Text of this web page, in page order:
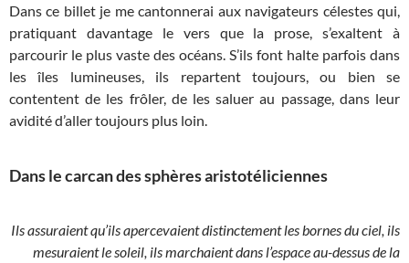
Dans ce billet je me cantonnerai aux navigateurs célestes qui,
pratiquant davantage le vers que la prose, s’exaltent à
parcourir le plus vaste des océans. S’ils font halte parfois dans
les îles lumineuses, ils repartent toujours, ou bien se
contentent de les frôler, de les saluer au passage, dans leur
avidité d’aller toujours plus loin.
Dans le carcan des sphères aristotéliciennes
Ils assuraient qu’ils apercevaient distinctement les bornes du ciel, ils
mesuraient le soleil, ils marchaient dans l’espace au-dessus de la